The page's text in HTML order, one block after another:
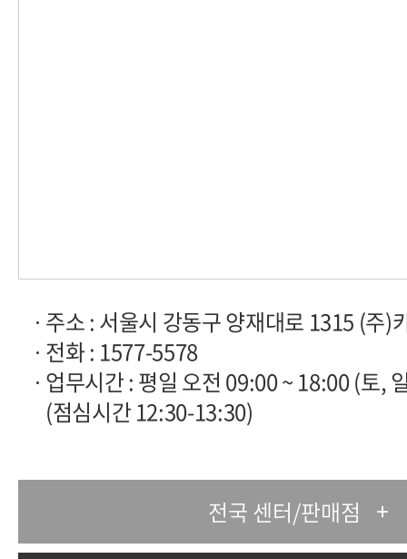
주소 : 서울시 강동구 양재대로 1315 (주)
전화 : 1577-5578
업무시간 : 평일 오전 09:00 ~ 18:00 (토,
(점심시간 12:30-13:30)
전국 센터/판매점